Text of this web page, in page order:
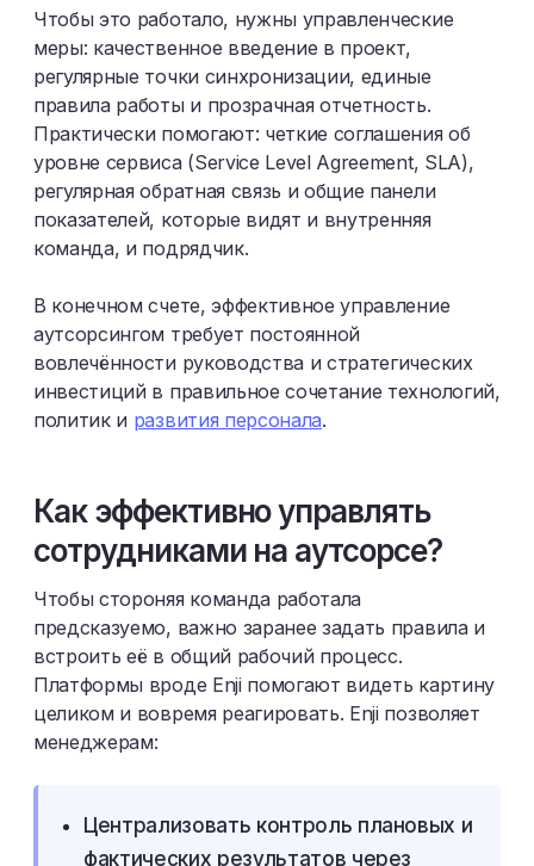
Чтобы это работало, нужны управленческие
меры: качественное введение в проект,
регулярные точки синхронизации, единые
правила работы и прозрачная отчетность.
Практически помогают: четкие соглашения об
уровне сервиса (Service Level Agreement, SLA),
регулярная обратная связь и общие панели
показателей, которые видят и внутренняя
команда, и подрядчик.
В конечном счете, эффективное управление
аутсорсингом требует постоянной
вовлечённости руководства и стратегических
инвестиций в правильное сочетание технологий,
политик и развития персонала.
Как эффективно управлять
сотрудниками на аутсорсе?
Чтобы стороняя команда работала
предсказуемо, важно заранее задать правила и
встроить её в общий рабочий процесс.
Платформы вроде Enji помогают видеть картину
целиком и вовремя реагировать. Enji позволяет
менеджерам:
Централизовать контроль плановых и
фактических результатов через